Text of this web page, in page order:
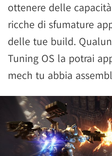
ottenere delle
ricche di sfumature
delle tue build.
Tuning OS la potrai
mech tu abbia